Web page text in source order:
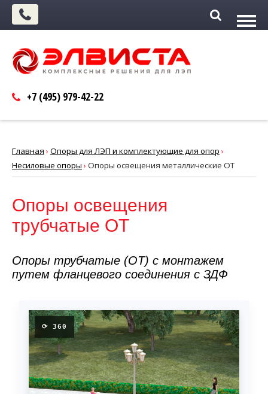
+7 (495) 979-42-22
Главная › Опоры для ЛЭП и комплектующие для опор ›
Несиловые опоры › Опоры освещения металлические ОТ
Опоры освещения
трубчатые ОТ
Опоры трубчатые (ОТ) с монтажем
путем фланцевого соединения с ЗДФ
⟳ 360